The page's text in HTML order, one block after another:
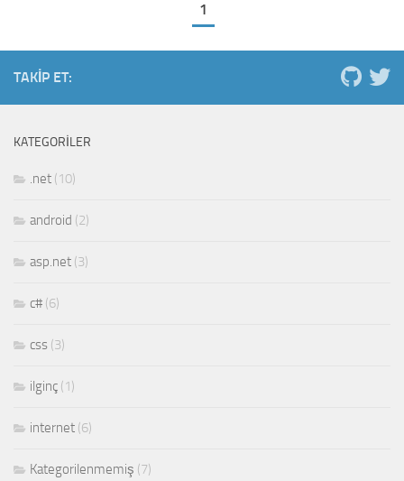
1
TAKIP ET:
KATEGORILER
.net (10)
android (2)
asp.net (3)
c# (6)
css (3)
ilginç (1)
internet (6)
Kategorilenmemiş (7)